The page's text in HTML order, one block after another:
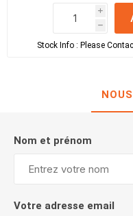
i
h
h
Stock Info : Please
Nom et prénom
Votre adresse email